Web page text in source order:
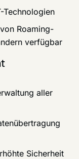
Technologien
Roaming-
verfügbar
aller
Sicherheit